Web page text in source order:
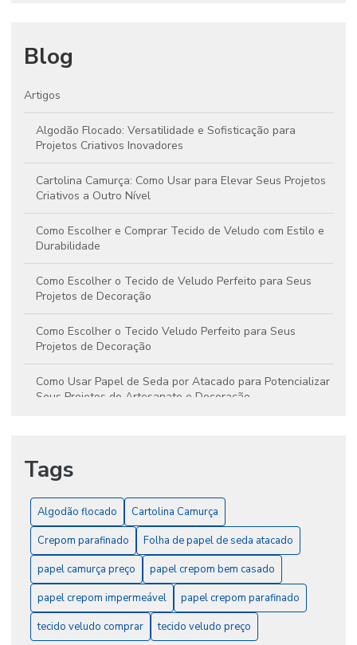
Blog
Artigos
Algodão Flocado: Versatilidade e Sofisticação para
Projetos Criativos Inovadores
Cartolina Camurça: Como Usar para Elevar Seus Projetos
Criativos a Outro Nível
Como Escolher e Comprar Tecido de Veludo com Estilo e
Durabilidade
Como Escolher o Tecido de Veludo Perfeito para Seus
Projetos de Decoração
Como Escolher o Tecido Veludo Perfeito para Seus
Projetos de Decoração
Como Usar Papel de Seda por Atacado para Potencializar
Seus Projetos de Artesanato e Decoração
Crepom Impermeabilizado: A Solução Ideal para Valorizar
Projetos Decorativos e Embalagens
Crepom Parafinado: Benefícios e Aplicações que
Potencializam Seus Projetos Criativos
Descubra Tudo Sobre Algodão Flocado e Suas
Aplicações Essenciais
Dicas criativas para aproveitar a cartolina camurça em
Tags
Algodão flocado
Cartolina Camurça
Crepom parafinado
Folha de papel de seda atacado
papel camurça preço
papel crepom bem casado
papel crepom impermeável
papel crepom parafinado
tecido veludo comprar
tecido veludo preço